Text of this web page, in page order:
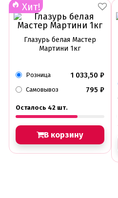
Хит!
Глазурь белая Мастер
Мартини 1кг
Розница 1 033,50 ₽
Самовывоз 795 ₽
Осталось 42 шт.
В корзину